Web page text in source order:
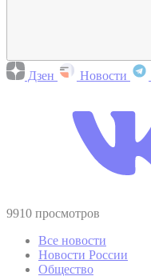
Дзен Новости
9910 просмотров
Все новости
Новости России
Общество